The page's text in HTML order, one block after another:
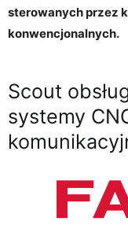
sterowanych przez
konwencjonalnych.
Scout
systemy